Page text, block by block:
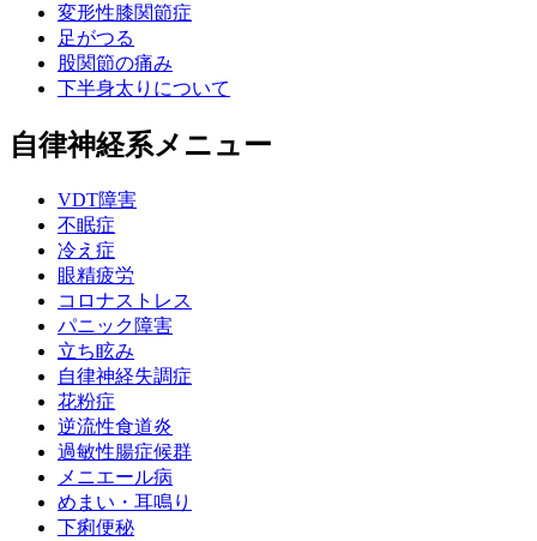
変形性膝関節症
足がつる
股関節の痛み
下半身太りについて
自律神経系メニュー
VDT障害
不眠症
冷え症
眼精疲労
コロナストレス
パニック障害
立ち眩み
自律神経失調症
花粉症
逆流性食道炎
過敏性腸症候群
メニエール病
めまい・耳鳴り
下痢便秘